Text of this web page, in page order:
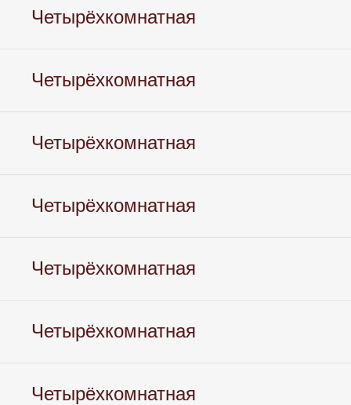
Четырёхкомнатная
Четырёхкомнатная
Четырёхкомнатная
Четырёхкомнатная
Четырёхкомнатная
Четырёхкомнатная
Четырёхкомнатная